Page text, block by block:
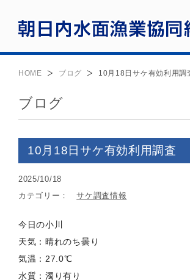
HOME ブログ 10月18日サケ有効利用調
ブログ
10月18日サケ有効利用調査
2025/10/18
カテゴリー：
サケ調査情報
今日の小川
天気：晴れのち曇り
気温：27.0℃
水質：濁り有り